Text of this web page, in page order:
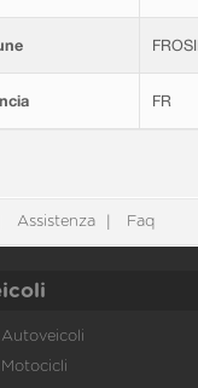
FR
Assistenza Faq
Autoveicoli
Motocicli